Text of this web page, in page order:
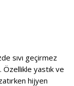
sıvı geçirmez
yastık ve
hijyen